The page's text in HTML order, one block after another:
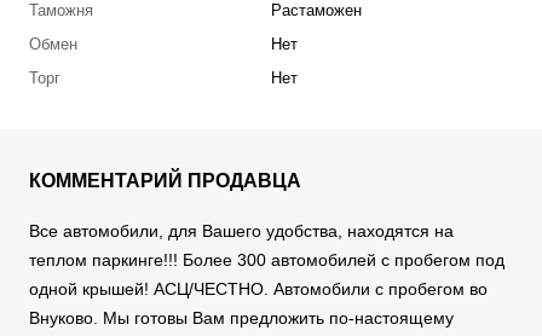
Таможня
Растаможен
Обмен
Нет
Торг
Нет
КОММЕНТАРИЙ ПРОДАВЦА
Все автомобили, для Вашего удобства, находятся на
теплом паркинге!!! Более 300 автомобилей с пробегом под
одной крышей! АСЦ/ЧЕСТНО. Автомобили с пробегом во
Внуково. Мы готовы Вам предложить по-настоящему